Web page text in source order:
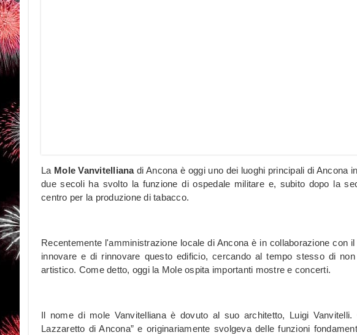
La Mole Vanvitellianadi Ancona è oggi uno dei luoghi principali di Ancona
due secoli ha svolto la funzione di ospedale militare e, subito dopo la
centro per la produzione di tabacco.
Recentemente l'amministrazione locale di Ancona è in collaborazione con
innovare e di rinnovare questo edificio, cercando al tempo stesso di
artistico. Come detto, oggi la Mole ospita importanti mostre e concerti.
Il nome di mole Vanvitelliana è dovuto al suo architetto, Luigi
Lazzaretto di Ancona” e originariamente svolgeva delle funzioni